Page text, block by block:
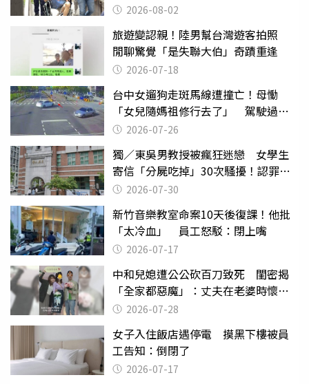
2026-08-02
旅遊變認親！陸男幫台灣遊客拍照
閒聊驚覺「是失聯大伯」奇蹟重逢
2026-07-18
台中女遛狗走斑馬線遭撞亡！母慟
「女兒隨媽祖修行去了」 駕駛過失
致死判9月
2026-07-26
獨／東吳男教授被瘋狂迷戀 女學生
寄信「分屍吃掉」30次騷擾！認罪免
關 2026-07-30
新竹音樂教室命案10天後復課！他批
「太冷血」 員工怒駁：閉上嘴
2026-07-17
中和兒媳遭公公砍百刀致死 閨密揭
「全家都惡魔」：丈夫在老婆時懷孕
摔東西
2026-07-28
女子入住飯店遇停電 摸黑下樓被員
工告知：倒閉了
2026-07-17